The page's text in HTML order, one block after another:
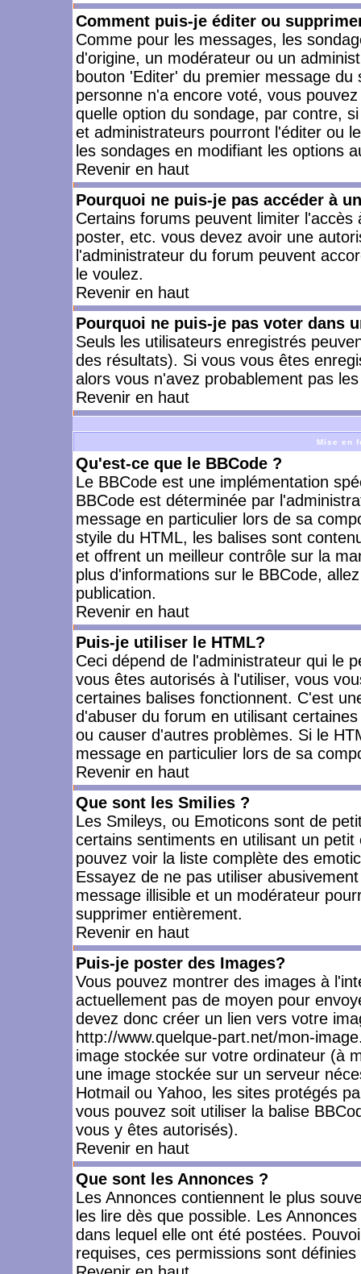
Comment puis-je éditer ou
Comme pour les messages, les
d'origine, un modérateur ou un
bouton 'Editer' du premier message
personne n'a encore voté, vous
quelle option du sondage, par contre,
et administrateurs pourront l'éditer ou
les sondages en modifiant les options
Revenir en haut
Pourquoi ne puis-je pas accéder à
Certains forums peuvent limiter
poster, etc. vous devez avoir une
l'administrateur du forum peuvent
le voulez.
Revenir en haut
Pourquoi ne puis-je pas voter dans
Seuls les utilisateurs enregistrés
des résultats). Si vous vous êtes
alors vous n'avez probablement pas
Revenir en haut
Mise en
Qu'est-ce que le BBCode ?
Le BBCode est une implémentation
BBCode est déterminée par
message en particulier lors de sa
styile du HTML, les balises sont
et offrent un meilleur contrôle sur la
plus d'informations sur le BBCode,
publication.
Revenir en haut
Puis-je utiliser le HTML?
Ceci dépend de l'administrateur qui le
vous êtes autorisés à l'utiliser, vous
certaines balises fonctionnent. C'est
d'abuser du forum en utilisant
ou causer d'autres problèmes. Si le
message en particulier lors de sa
Revenir en haut
Que sont les Smilies ?
Les Smileys, ou Emoticons sont de
certains sentiments en utilisant un
pouvez voir la liste complète des
Essayez de ne pas utiliser
message illisible et un modérateur
supprimer entièrement.
Revenir en haut
Puis-je poster des Images?
Vous pouvez montrer des images à
actuellement pas de moyen pour
devez donc créer un lien vers votre
http://www.quelque-part.net/mon-
image stockée sur votre ordinateur (à
une image stockée sur un serveur
Hotmail ou Yahoo, les sites protégés
vous pouvez soit utiliser la balise
vous y êtes autorisés).
Revenir en haut
Que sont les Annonces ?
Les Annonces contiennent le plus
les lire dès que possible. Les
dans lequel elle ont été postées.
requises, ces permissions sont